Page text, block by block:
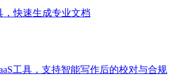
快速生成专业文档
工具，支持智能写作后的校对与合规